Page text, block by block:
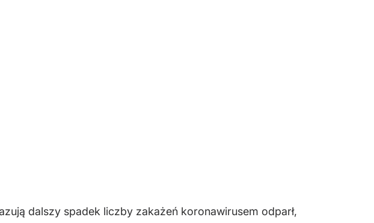
dalszy spadek liczby zakażeń koronawirusem odparł,